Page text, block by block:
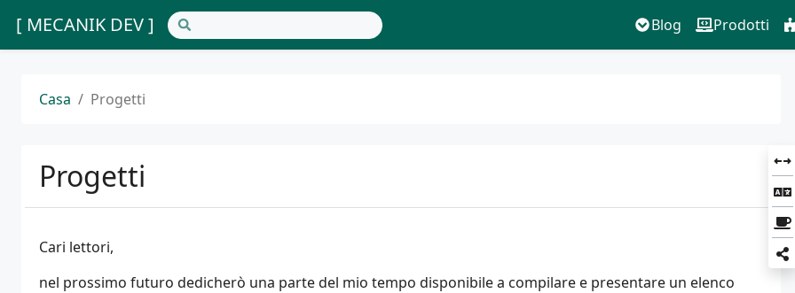
[ MECANIK DEV ] Blog Prodotti
Casa Progetti
Progetti
Cari lettori,
nel prossimo futuro dedicherò una parte del mio tempo disponibile a compilare e presentare un elenco